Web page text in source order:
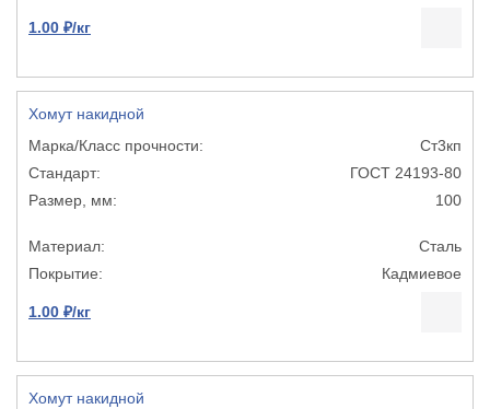
1.00 ₽/кг
Хомут накидной
Ст3кп
ГОСТ 24193-80
100
Сталь
Кадмиевое
1.00 ₽/кг
Хомут накидной